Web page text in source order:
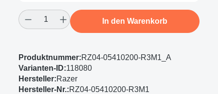
Produkt Anzahl: Gib den gewünschten
In den Warenkorb
Produktnummer:RZ04-05410200-R3M1_A
Varianten-ID:118080
Hersteller:Razer
Hersteller-Nr.:RZ04-05410200-R3M1